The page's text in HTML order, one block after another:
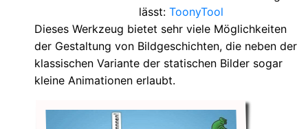
lässt: ToonyTool
Dieses Werkzeug bietet sehr viele Möglichkeiten
der Gestaltung von Bildgeschichten, die neben der
klassischen Variante der statischen Bilder sogar
kleine Animationen erlaubt.